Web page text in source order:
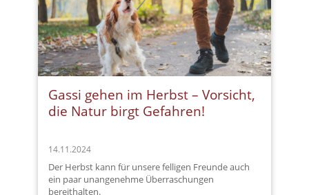
Gassi gehen im Herbst – Vorsicht,
die Natur birgt Gefahren!
14.11.2024
Der Herbst kann für unsere felligen Freunde auch
ein paar unangenehme Überraschungen
bereithalten.